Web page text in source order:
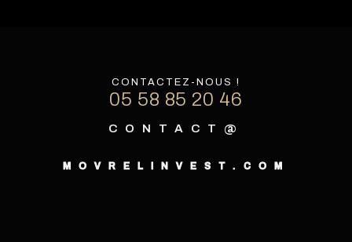
CONTACTEZ-NOUS !
05 58 85 20 46
CONTACT@
MOVRELINVEST.COM